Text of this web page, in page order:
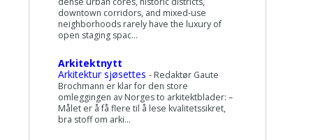
downtown corridors, and mixed-use
neighborhoods rarely have the luxury of
open staging spac...
Arkitektnytt
Arkitektur sjøsettes - Redaktør Gaute
Brochmann er klar for den store
omleggingen av Norges to arkitektblader: –
Målet er å få flere til å lese kvalitetssikret,
bra stoff om arki...